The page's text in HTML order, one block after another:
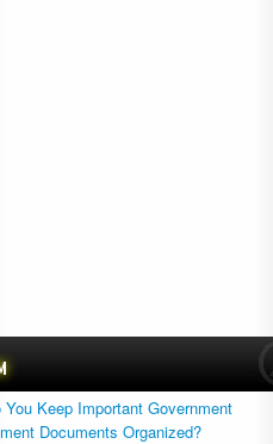
You Keep Important Government
Documents Organized?